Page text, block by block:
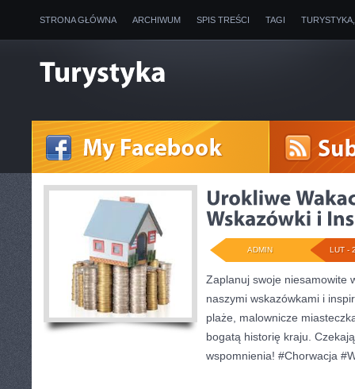
STRONA GŁÓWNA ARCHIWUM SPIS TREŚCI TAGI
LUT -
ADMIN
Zaplanuj swoje niesamowite
naszymi wskazówkami i
plaże, malownicze
bogatą historię kraju.
wspomnienia! #Chorwacja